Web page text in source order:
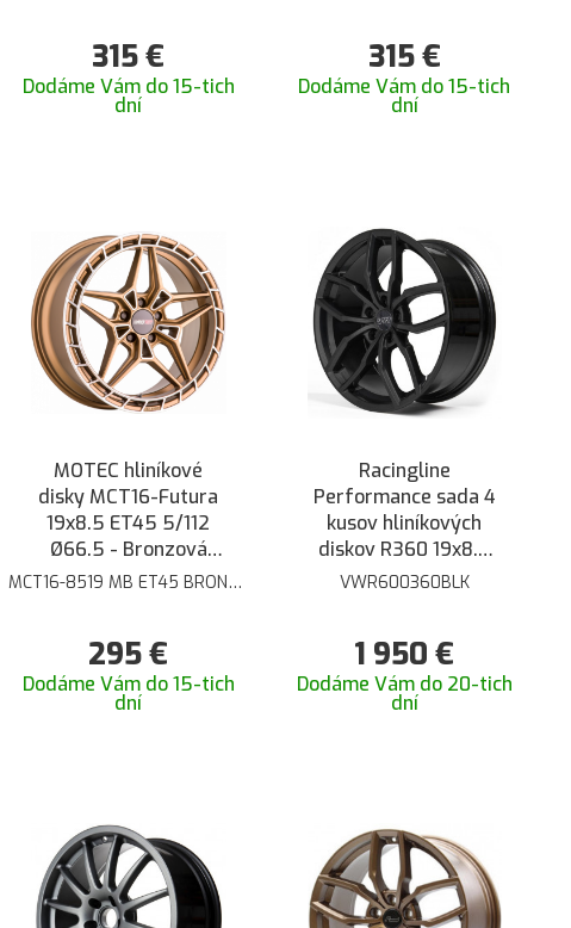
315€
Dodáme Vám do 15-tich
dní
315€
Dodáme Vám do 15-tich
dní
MOTEC hliníkové
disky MCT16-Futura
19x8.5 ET45 5/112
Ø66.5 - Bronzová
matná brúsená
MCT16-8519 MB ET45 BRONZE
295€
Dodáme Vám do 15-tich
dní
Racingline
Performance sada 4
kusov hliníkových
diskov R360 19x8.5
ET44 5/112 - Čierna
VWR600360BLK
1 950€
Dodáme Vám do 20-tich
dní